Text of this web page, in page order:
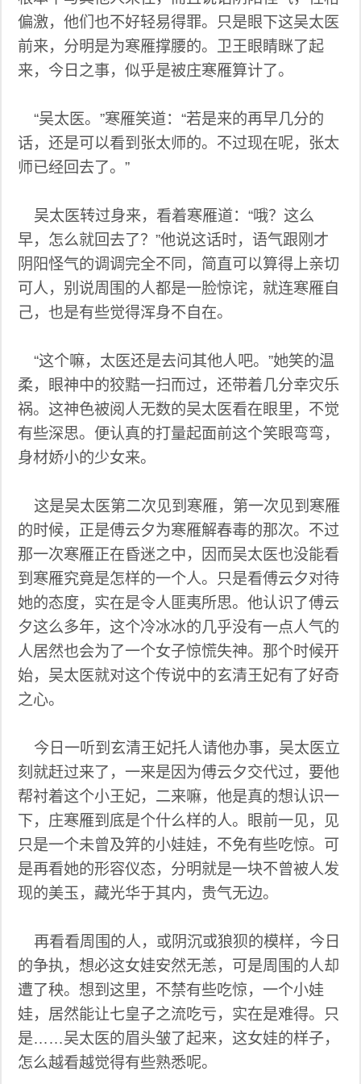
偏激，他们也不好轻易得罪。只是眼下这吴太医
前来，分明是为寒雁撑腰的。卫王眼睛眯了起
来，今日之事，似乎是被庄寒雁算计了。
“吴太医。”寒雁笑道：“若是来的再早几分的
话，还是可以看到张太师的。不过现在呢，张太
师已经回去了。”
吴太医转过身来，看着寒雁道：“哦？这么
早，怎么就回去了？”他说这话时，语气跟刚才
阴阳怪气的调调完全不同，简直可以算得上亲切
可人，别说周围的人都是一脸惊诧，就连寒雁自
己，也是有些觉得浑身不自在。
“这个嘛，太医还是去问其他人吧。”她笑的温
柔，眼神中的狡黠一扫而过，还带着几分幸灾乐
祸。这神色被阅人无数的吴太医看在眼里，不觉
有些深思。便认真的打量起面前这个笑眼弯弯，
身材娇小的少女来。
这是吴太医第二次见到寒雁，第一次见到寒雁
的时候，正是傅云夕为寒雁解春毒的那次。不过
那一次寒雁正在昏迷之中，因而吴太医也没能看
到寒雁究竟是怎样的一个人。只是看傅云夕对待
她的态度，实在是令人匪夷所思。他认识了傅云
夕这么多年，这个冷冰冰的几乎没有一点人气的
人居然也会为了一个女子惊慌失神。那个时候开
始，吴太医就对这个传说中的玄清王妃有了好奇
之心。
今日一听到玄清王妃托人请他办事，吴太医立
刻就赶过来了，一来是因为傅云夕交代过，要他
帮衬着这个小王妃，二来嘛，他是真的想认识一
下，庄寒雁到底是个什么样的人。眼前一见，见
只是一个未曾及笄的小娃娃，不免有些吃惊。可
是再看她的形容仪态，分明就是一块不曾被人发
现的美玉，藏光华于其内，贵气无边。
再看看周围的人，或阴沉或狼狈的模样，今日
的争执，想必这女娃安然无恙，可是周围的人却
遭了秧。想到这里，不禁有些吃惊，一个小娃
娃，居然能让七皇子之流吃亏，实在是难得。只
是……吴太医的眉头皱了起来，这女娃的样子，
怎么越看越觉得有些熟悉呢。